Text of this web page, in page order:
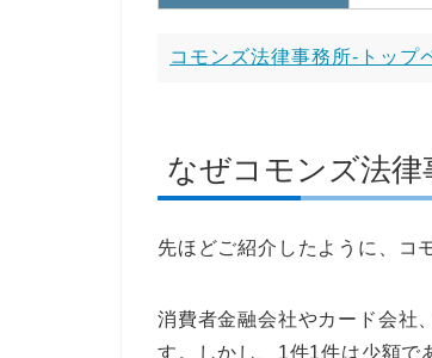
コモンズ法律事務所-トップ
なぜコモンズ法律
先ほどご紹介したように、コ
消費者金融会社やカード会社
す。しかし、1件1件は少額で